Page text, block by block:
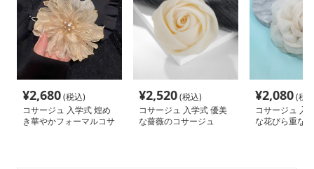
¥2,680(税込)
コサージュ 入学式 煌め
き華やかフォーマルコサ
¥2,520(税込)
コサージュ 入学式 優美
な薔薇のコサージュ
¥2,080(税
コサージュ 入
な花びら重な